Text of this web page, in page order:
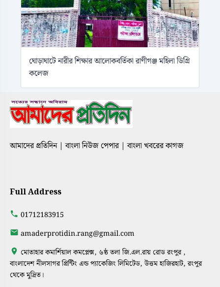
ঘোড়াঘাটে নারীর শিক্ষার আলোকবর্তিকা রাণীগঞ্জ মহিলা ডিগ্রি
কলেজ
আমাদের প্রতিদিন | বাংলা নিউজ পেপার | বাংলা খবরের কাগজ
Full Address
01712183915
amaderprotidin.rang@gmail.com
মোতাহার কমার্শিয়াল কমপ্লেক্স, ৬ষ্ঠ তলা জি.এল.রায় রোড রংপুর ,
বাংলাদেশ নীলসাগর প্রিন্টিং এন্ড প্যাকেজিং লিমিটেড, উত্তম হাজিরহাট, রংপুর
থেকে মুদ্রিত।